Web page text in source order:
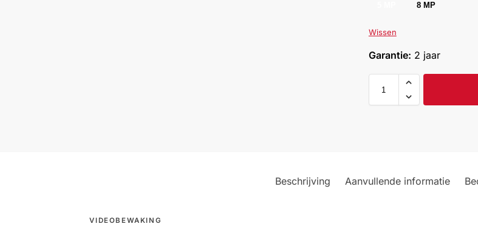
8 MP
Wissen
Garantie: 2 jaar
Beschrijving Aanvullende informatie
VIDEOBEWAKING